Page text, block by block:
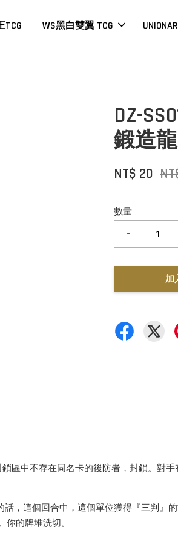
TCG WS黑白雙翼 TCG
DZ-
鍛造龍
NT$ 20
數量
-
加
區中不存在同名卡的後防者，封鎖。對
，這個回合中，這個單位獲得『三判』
你的牌堆洗切。